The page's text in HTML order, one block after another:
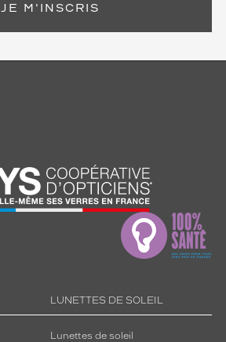
JE M'INSCRIS
LUNETTES DE SOLEIL
Lunettes de soleil